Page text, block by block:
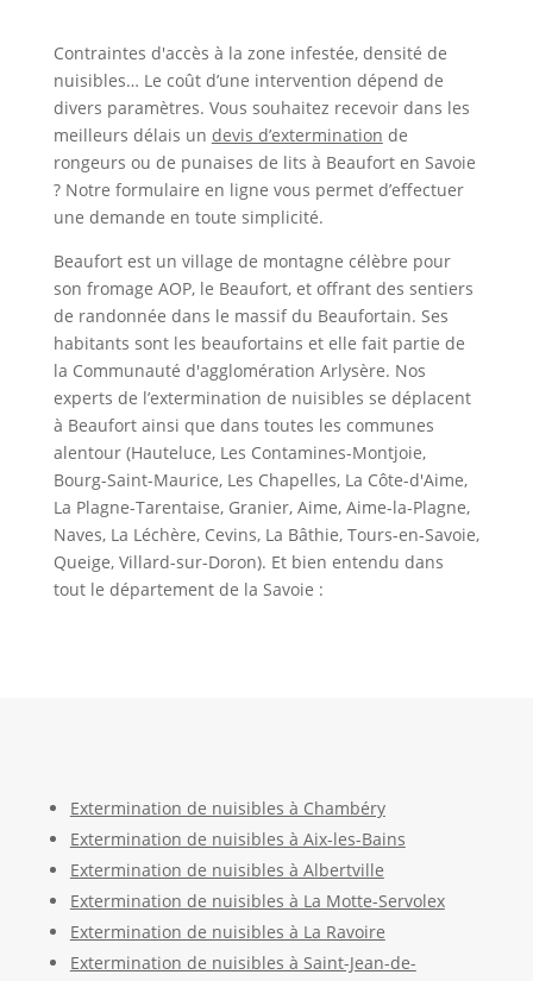
Contraintes d'accès à la zone infestée, densité de
nuisibles… Le coût d’une intervention dépend de
divers paramètres. Vous souhaitez recevoir dans les
meilleurs délais un devis d’extermination de
rongeurs ou de punaises de lits à Beaufort en Savoie
? Notre formulaire en ligne vous permet d’effectuer
une demande en toute simplicité.
Beaufort est un village de montagne célèbre pour
son fromage AOP, le Beaufort, et offrant des sentiers
de randonnée dans le massif du Beaufortain. Ses
habitants sont les beaufortains et elle fait partie de
la Communauté d'agglomération Arlysère. Nos
experts de l’extermination de nuisibles se déplacent
à Beaufort ainsi que dans toutes les communes
alentour (Hauteluce, Les Contamines-Montjoie,
Bourg-Saint-Maurice, Les Chapelles, La Côte-d'Aime,
La Plagne-Tarentaise, Granier, Aime, Aime-la-Plagne,
Naves, La Léchère, Cevins, La Bâthie, Tours-en-Savoie,
Queige, Villard-sur-Doron). Et bien entendu dans
tout le département de la Savoie :
Extermination de nuisibles à Chambéry
Extermination de nuisibles à Aix-les-Bains
Extermination de nuisibles à Albertville
Extermination de nuisibles à La Motte-Servolex
Extermination de nuisibles à La Ravoire
Extermination de nuisibles à Saint-Jean-de-